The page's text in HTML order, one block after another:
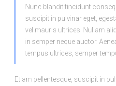
Nunc blandit tincidunt
suscipit in pulvinar eget,
vel mauris ultrices. Nullam
in semper neque auctor.
tempus ultrices, semper
Etiam pellentesque, suscipit in